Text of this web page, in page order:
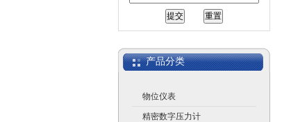
产品分类
物位仪表
精密数字压力计